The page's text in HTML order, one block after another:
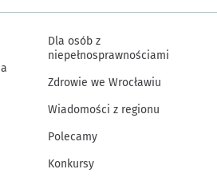
Dla osób z
niepełnosprawnościami
Zdrowie we Wrocławiu
Wiadomości z regionu
Polecamy
Konkursy